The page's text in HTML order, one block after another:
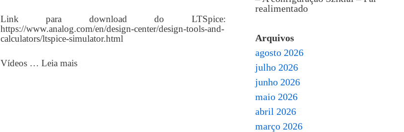
Link para download do LTSpice:
https://www.analog.com/en/design-center/design-tools-and-
calculators/ltspice-simulator.html
Vídeos … Leia mais
realimentado
Arquivos
agosto 2026
julho 2026
junho 2026
maio 2026
abril 2026
março 2026